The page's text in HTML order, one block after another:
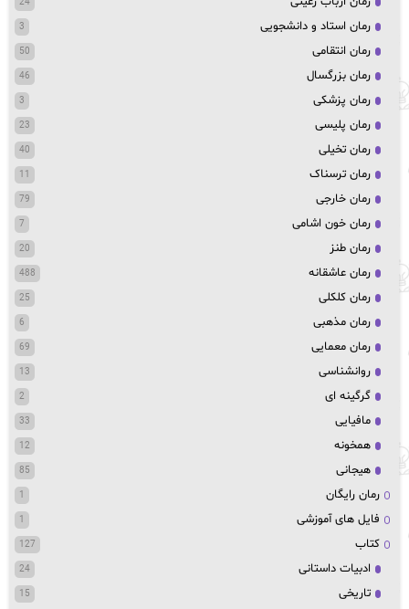
24
رمان استاد و دانشجویی 3
رمان انتقامی 50
رمان بزرگسال 46
رمان پزشکی 3
رمان پلیسی 23
رمان تخیلی 40
رمان ترسناک 11
رمان خارجی 79
رمان خون اشامی 7
رمان طنز 20
رمان عاشقانه 488
رمان کلکلی 25
رمان مذهبی 6
رمان معمایی 69
روانشناسی 13
گرگینه ای 2
مافیایی 33
همخونه 12
هیجانی 85
رمان رایگان 1
فایل های آموزشی 1
کتاب 127
ادبیات داستانی 24
تاریخی 15